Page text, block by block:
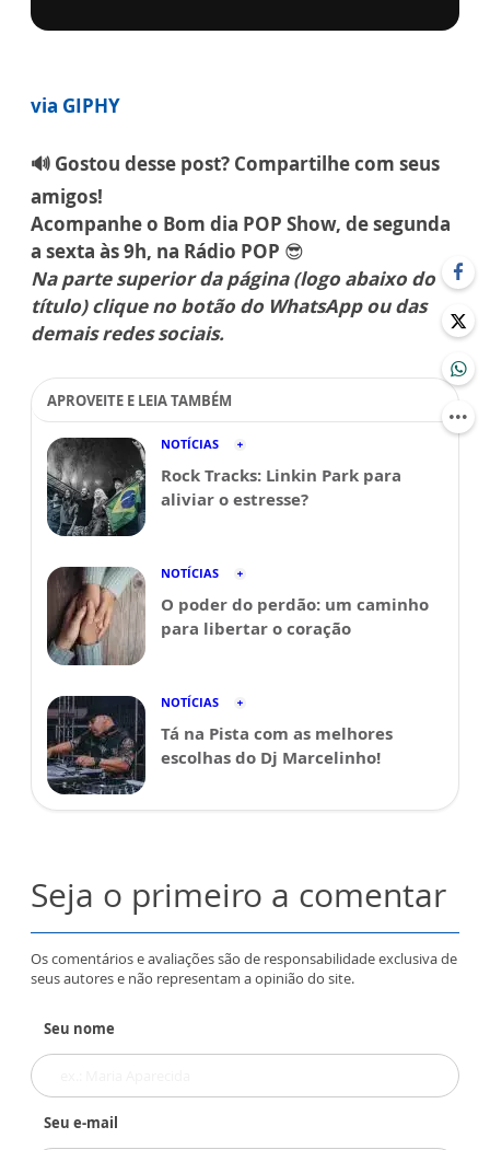
via GIPHY
🔊 Gostou desse post? Compartilhe com seus
amigos!
Acompanhe o Bom dia POP Show, de segunda
a sexta às 9h, na Rádio POP 😎
Na parte superior da página (logo abaixo do
título) clique no botão do WhatsApp ou das
demais redes sociais.
APROVEITE E LEIA TAMBÉM
NOTÍCIAS
Rock Tracks: Linkin Park para
aliviar o estresse?
NOTÍCIAS
O poder do perdão: um caminho
para libertar o coração
NOTÍCIAS
Tá na Pista com as melhores
escolhas do Dj Marcelinho!
Seja o primeiro a comentar
Os comentários e avaliações são de responsabilidade exclusiva de
seus autores e não representam a opinião do site.
Seu nome
Seu e-mail